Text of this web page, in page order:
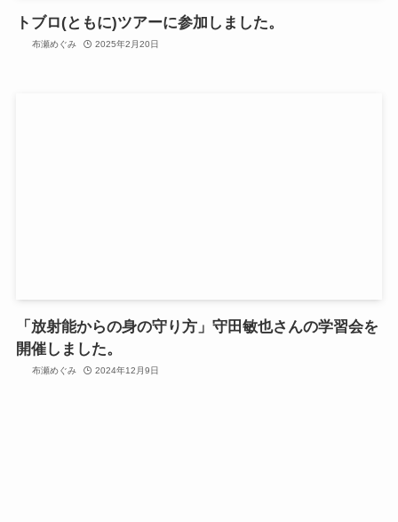
トブロ(ともに)ツアーに参加しました。
布瀬めぐみ 2025年2月20日
「放射能からの身の守り方」守田敏也さんの学習会を
開催しました。
布瀬めぐみ 2024年12月9日